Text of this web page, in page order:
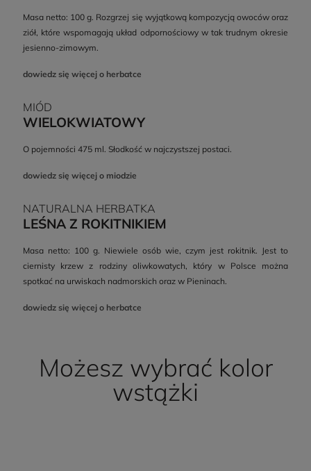
Masa netto: 100 g. Rozgrzej się wyjątkową kompozycją owoców oraz
ziół, które wspomagają układ odpornościowy w tak trudnym okresie
jesienno-zimowym.
dowiedz się więcej o herbatce
MIÓD
WIELOKWIATOWY
O pojemności 475 ml. Słodkość w najczystszej postaci.
dowiedz się więcej o miodzie
NATURALNA HERBATKA
LEŚNA Z ROKITNIKIEM
Masa netto: 100 g. Niewiele osób wie, czym jest rokitnik. Jest to
ciernisty krzew z rodziny oliwkowatych, który w Polsce można
spotkać na urwiskach nadmorskich oraz w Pieninach.
dowiedz się więcej o herbatce
Możesz wybrać kolor
wstążki